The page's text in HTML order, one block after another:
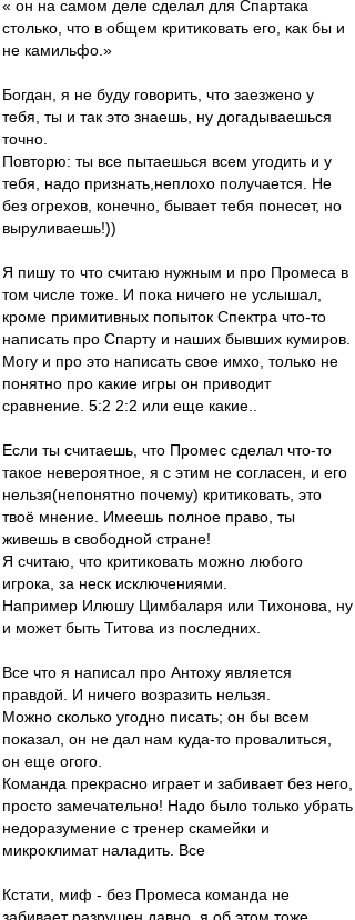
« он на самом деле сделал для Спартака
столько, что в общем критиковать его, как бы и
не камильфо.»
Богдан, я не буду говорить, что заезжено у
тебя, ты и так это знаешь, ну догадываешься
точно.
Повторю: ты все пытаешься всем угодить и у
тебя, надо признать,неплохо получается. Не
без огрехов, конечно, бывает тебя понесет, но
выруливаешь!))
Я пишу то что считаю нужным и про Промеса в
том числе тоже. И пока ничего не услышал,
кроме примитивных попыток Спектра что-то
написать про Спарту и наших бывших кумиров.
Могу и про это написать свое имхо, только не
понятно про какие игры он приводит
сравнение. 5:2 2:2 или еще какие..
Если ты считаешь, что Промес сделал что-то
такое невероятное, я с этим не согласен, и его
нельзя(непонятно почему) критиковать, это
твоё мнение. Имеешь полное право, ты
живешь в свободной стране!
Я считаю, что критиковать можно любого
игрока, за неск исключениями.
Например Илюшу Цимбаларя или Тихонова, ну
и может быть Титова из последних.
Все что я написал про Антоху является
правдой. И ничего возразить нельзя.
Можно сколько угодно писать; он бы всем
показал, он не дал нам куда-то провалиться,
он еще огого.
Команда прекрасно играет и забивает без него,
просто замечательно! Надо было только убрать
недоразумение с тренер скамейки и
микроклимат наладить. Все
Кстати, миф - без Промеса команда не